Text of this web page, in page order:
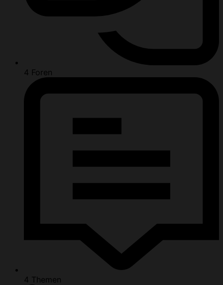
4 Foren
4 Themen